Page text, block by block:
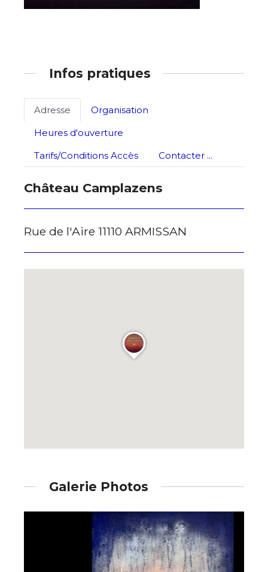
Nom
Prénom
termes et conditions
Infos pratiques
Adresse
Organisation
Heures d'ouverture
Tarifs/Conditions Accès
Contacter ...
Château Camplazens
Rue de l'Aire 11110 ARMISSAN
Galerie Photos